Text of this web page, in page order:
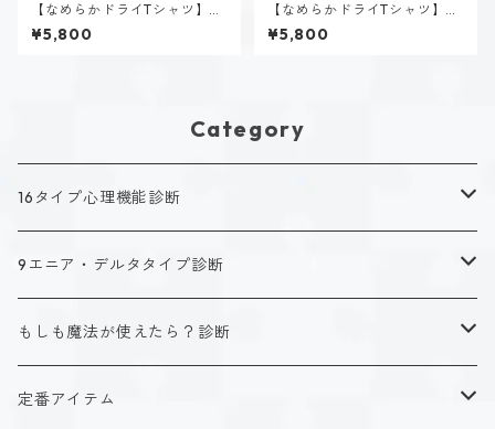
【なめらかドライTシャツ】速
瀬 美姫（ESTP）｜ブラック
¥5,800
【なめらかドライTシャツ】タ
イプ８-統べる人（ホーリー）
｜ホワイト
¥5,800
Category
16タイプ心理機能診断
キャラクタータイプ
ISTJ（新田 理央）
ISFJ（花園 明日香）
定番アイテム
アクリルストラップ
9エニア・デルタタイプ診断
キャラクタータイプ
タイプ１-正す人
ホーリーデザイン
もしも魔法が使えたら？診断
魔法スタイル
定番アイテム